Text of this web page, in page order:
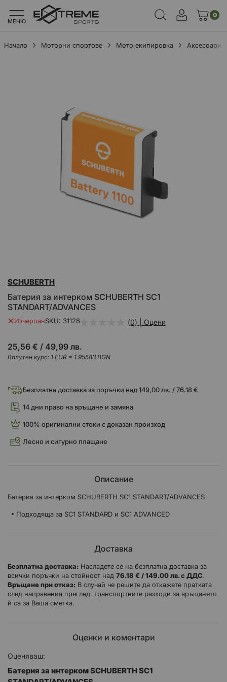
МЕНЮ
0
Начало Моторни спортове Мото екипировка
Аксесоари
към
на
галерия
със
снимки
Батерия за интерком SCHUBERTH SC1
STANDART/ADVANCES
SCHUBERTH
ИзчерпанSKU 31128 (0) | Оцени
25,56 € / 49,99 лв.
Валутен курс: 1 EUR = 1.95583 BGN
Безплатна доставка за поръчки над 149,00 лв. / 76.18 €
14 дни право на връщане и замяна
100% оригинални стоки с доказан произход
Лесно и сигурно плащане
Описание
Батерия за интерком SCHUBERTH SC1 STANDART/ADVANCES
Подходяща за SC1 STANDARD и SC1 ADVANCED
Доставка
Безплатна доставка: Насладете се на безплатна доставка за
всички поръчки на стойност над 76.18 € / 149.00 лв. с ДДС.
Връщане при отказ: В случай че решите да откажете пратката
след направения преглед, транспортните разходи за връщането
ѝ са за Ваша сметка.
Оценки и коментари
Оценяваш:
Батерия за интерком SCHUBERTH SC1